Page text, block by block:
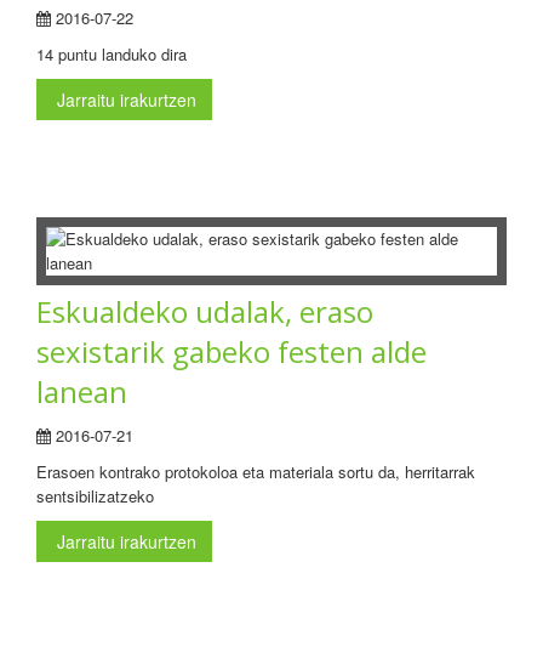
2016-07-22
14 puntu landuko dira
Jarraitu irakurtzen
Eskualdeko udalak, eraso
sexistarik gabeko festen alde
lanean
2016-07-21
Erasoen kontrako protokoloa eta materiala sortu da, herritarrak
sentsibilizatzeko
Jarraitu irakurtzen